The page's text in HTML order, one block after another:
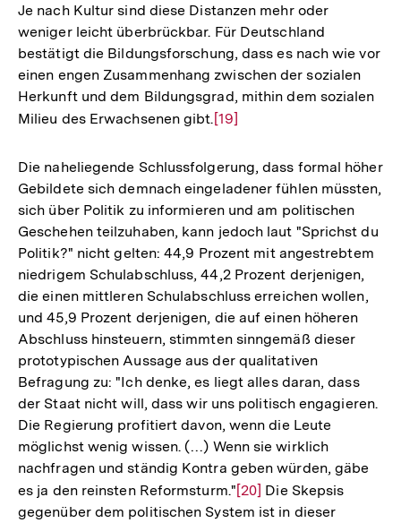
Je nach Kultur sind diese Distanzen mehr oder
weniger leicht überbrückbar. Für Deutschland
bestätigt die Bildungsforschung, dass es nach wie vor
einen engen Zusammenhang zwischen der sozialen
Herkunft und dem Bildungsgrad, mithin dem sozialen
Milieu des Erwachsenen gibt. Zur
der
Fußnote
[19]
Die naheliegende Schlussfolgerung, dass formal höher
Gebildete sich demnach eingeladener fühlen müssten,
sich über Politik zu informieren und am politischen
Geschehen teilzuhaben, kann jedoch laut "Sprichst du
Politik?" nicht gelten: 44,9 Prozent mit angestrebtem
niedrigem Schulabschluss, 44,2 Prozent derjenigen,
die einen mittleren Schulabschluss erreichen wollen,
und 45,9 Prozent derjenigen, die auf einen höheren
Abschluss hinsteuern, stimmten sinngemäß dieser
prototypischen Aussage aus der qualitativen
Befragung zu: "Ich denke, es liegt alles daran, dass
der Staat nicht will, dass wir uns politisch engagieren.
Die Regierung profitiert davon, wenn die Leute
möglichst wenig wissen. (…) Wenn sie wirklich
nachfragen und ständig Kontra geben würden, gäbe
es ja den reinsten Reformsturm."Zur
Auflösung
[20] Die Skepsis
gegenüber dem politischen System ist in dieser